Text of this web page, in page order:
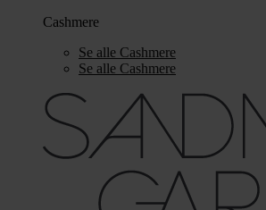
Cashmere
Se alle Cashmere
Se alle Cashmere